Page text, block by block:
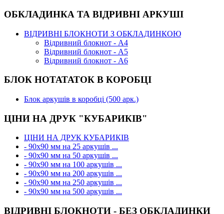
ОБКЛАДИНКА ТА ВІДРИВНІ АРКУШІ
ВІДРИВНІ БЛОКНОТИ З ОБКЛАДИНКОЮ
Відривний блокнот - А4
Відривний блокнот - А5
Відривний блокнот - А6
БЛОК НОТАТАТОК В КОРОБЦІ
Блок аркушів в коробці (500 арк.)
ЦІНИ НА ДРУК "КУБАРИКІВ"
ЦІНИ НА ДРУК КУБАРИКІВ
- 90х90 мм на 25 аркушів ...
- 90х90 мм на 50 аркушів ...
- 90х90 мм на 100 аркушів ...
- 90х90 мм на 200 аркушів ...
- 90х90 мм на 250 аркушів ...
- 90х90 мм на 500 аркушів ...
ВІДРИВНІ БЛОКНОТИ - БЕЗ ОБКЛАДИНКИ